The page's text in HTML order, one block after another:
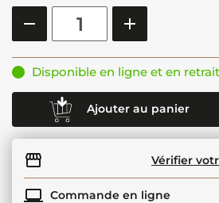
Disponible en ligne et en
Ajouter au panier
Vérifier
Commande en ligne